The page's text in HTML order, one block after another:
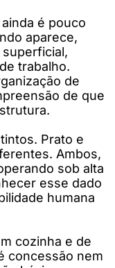
é pouco
aparece,
trabalho.
de
de que
Prato e
Ambos,
sob alta
esse dado
humana
cozinha e de
concessão nem